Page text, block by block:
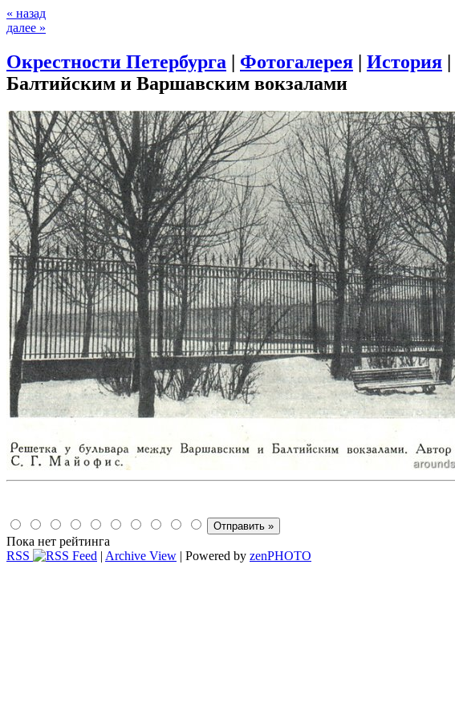
« назад
далее »
Окрестности Петербурга | Фотогалерея | История |
Балтийским и Варшавским вокзалами
Пока нет рейтинга
RSS
| Archive View | Powered by zenPHOTO